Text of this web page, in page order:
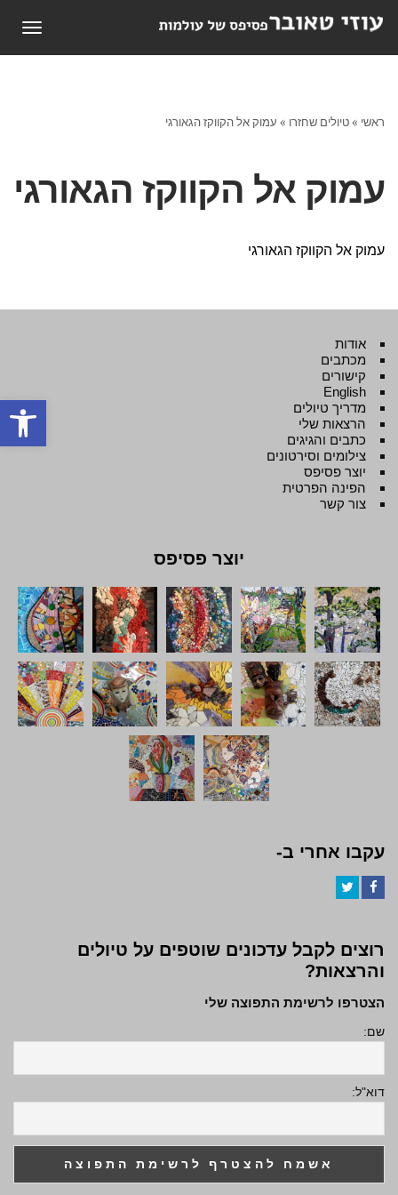
פתח
ראשי »טיולים שחזרו » עמוק אל הקווקז הגאורגי
עמוק אל הקווקז הגאורגי
עמוק אל הקווקז הגאורגי
אודות
מכתבים
קישורים
English
מדריך טיולים
הרצאות שלי
כתבים והגיגים
צילומים וסירטונים
יוצר פסיפס
הפינה הפרטית
צור קשר
יוצר פסיפס
עקבו אחרי ב-
רוצים לקבל עדכונים שוטפים על טיולים
והרצאות?
הצטרפו לרשימת התפוצה שלי
שם:
דוא"ל: